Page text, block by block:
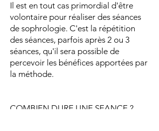
Il est en tout cas primordial d'être
volontaire pour réaliser des séances
de sophrologie. C'est la répétition
des séances, parfois après 2 ou 3
séances, qu'il sera possible de
percevoir les bénéfices apportées par
la méthode.
COMBIEN DURE UNE SEANCE ?